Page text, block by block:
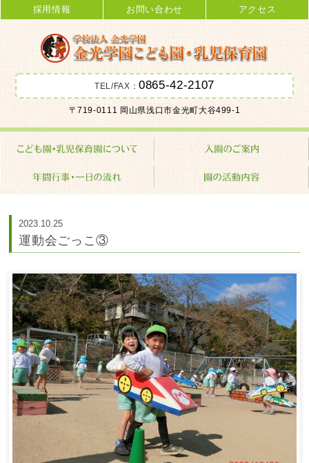
金光学園こども園･乳児保育園 学校
法人 金光学園
採用情報 お問い合わせ アクセス
TEL/FAX：0865-42-2107
〒719-0111 岡山県浅口市金光町大谷499-1
2023.10.25
運動会ごっこ③